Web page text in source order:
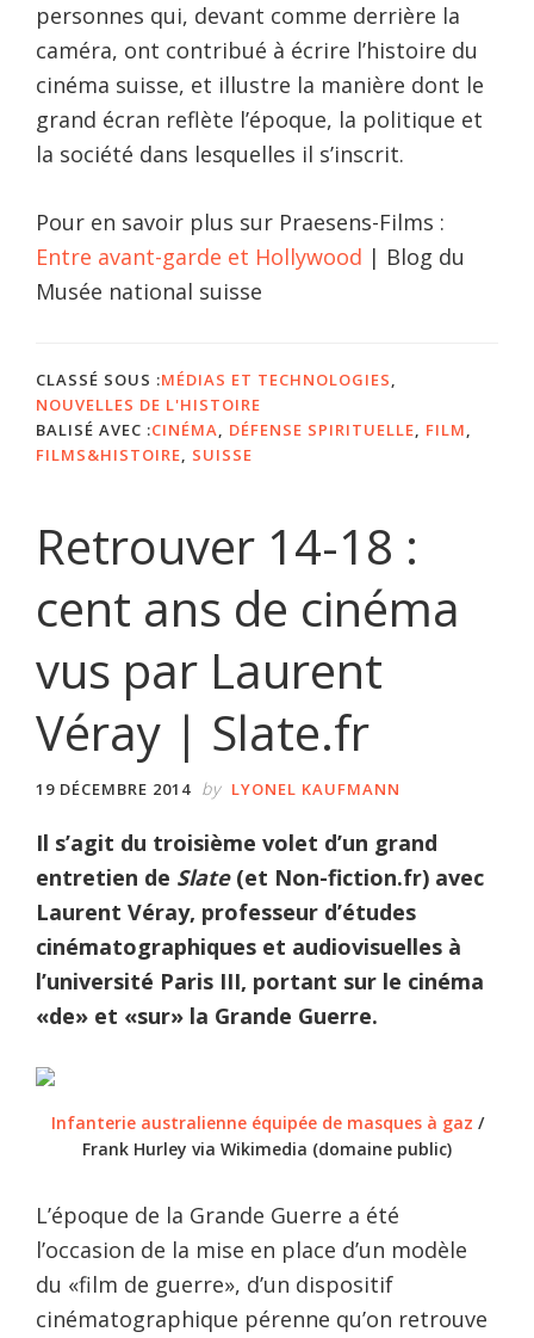
personnes qui, devant comme derrière la
caméra, ont contribué à écrire l’histoire du
cinéma suisse, et illustre la manière dont le
grand écran reflète l’époque, la politique et
la société dans lesquelles il s’inscrit.
Pour en savoir plus sur Praesens-Films :
Entre avant-garde et Hollywood | Blog du
Musée national suisse
CLASSÉ SOUS :MÉDIAS ET TECHNOLOGIES,
NOUVELLES DE L'HISTOIRE
BALISÉ AVEC :CINÉMA, DÉFENSE SPIRITUELLE, FILM,
FILMS&HISTOIRE, SUISSE
Retrouver 14-18 :
cent ans de cinéma
vus par Laurent
Véray | Slate.fr
19 DÉCEMBRE 2014 by LYONEL KAUFMANN
Il s’agit du troisième volet d’un grand
entretien de Slate(et Non-fiction.fr) avec
Laurent Véray, professeur d’études
cinématographiques et audiovisuelles à
l’université Paris III, portant sur le cinéma
«de» et «sur» la Grande Guerre.
Infanterie australienne équipée de masques à gaz /
Frank Hurley via Wikimedia (domaine public)
L’époque de la Grande Guerre a été
l’occasion de la mise en place d’un modèle
du «film de guerre», d’un dispositif
cinématographique pérenne qu’on retrouve